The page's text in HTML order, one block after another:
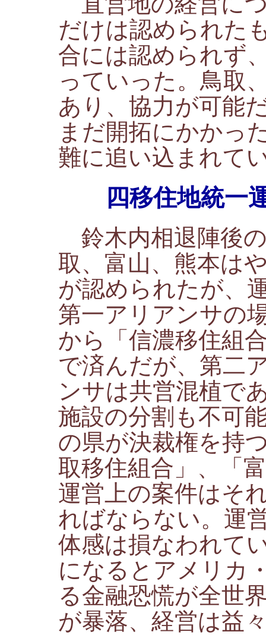
だけは認められた
合には認められず
っていった。鳥取
あり、協力が可能
まだ開拓にかかっ
難に追い込まれて
四移住地統一
鈴木内相退陣後
取、富山、熊本は
が認められたが、
第一アリアンサの
から「信濃移住組
で済んだが、第二
ンサは共営混植で
施設の分割も不可
の県が決裁権を持
取移住組合」、「
運営上の案件はそ
ればならない。運
体感は損なわれて
になるとアメリカ
る金融恐慌が全世
が暴落、経営は益